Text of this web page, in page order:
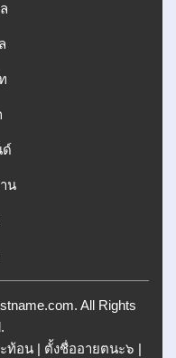
ด์
น
All Rights
ท้อน| ตั้งชื่ออายตนะ๖ |